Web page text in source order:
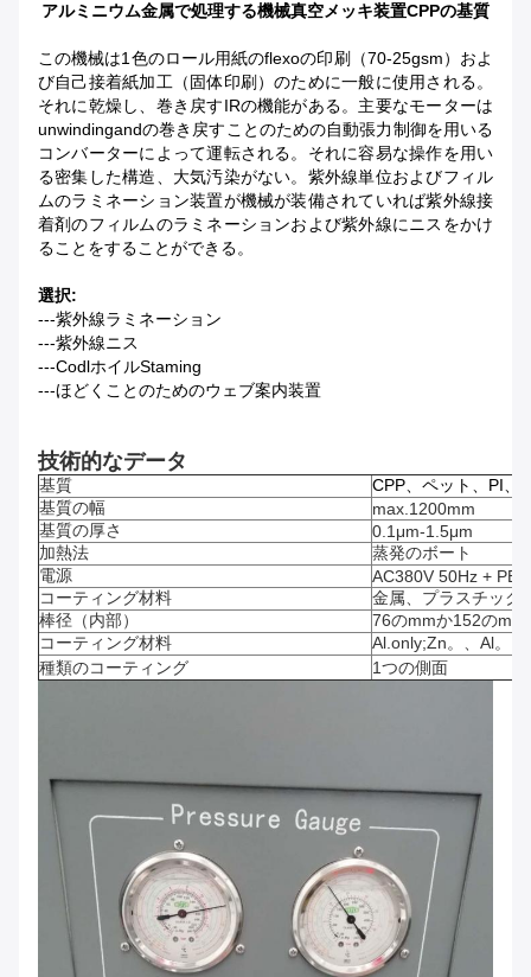
アルミニウム金属で処理する機械真空メッキ装置CPPの基質
この機械は1色のロール用紙のflexoの印刷（70-25gsm）およ
び自己接着紙加工（固体印刷）のために一般に使用される。
それに乾燥し、巻き戻すIRの機能がある。主要なモーターは
unwindingandの巻き戻すことのための自動張力制御を用いる
コンバーターによって運転される。それに容易な操作を用い
る密集した構造、大気汚染がない。紫外線単位およびフィル
ムのラミネーション装置が機械が装備されていれば紫外線接
着剤のフィルムのラミネーションおよび紫外線にニスをかけ
ることをすることができる。
選択:
---紫外線ラミネーション
---紫外線ニス
---CodlホイルStaming
---ほどくことのためのウェブ案内装置
技術的なデータ
基質
CPP、ペット、PI、
基質の幅
max.1200mm
基質の厚さ
0.1μm-1.5μm
加熱法
蒸発のボート
電源
AC380V 50Hz + PE
コーティング材料
金属、プラスチック
棒径（内部）
76のmmか152のmm
コーティング材料
Al.only;Zn。、Al。
種類のコーティング
1つの側面